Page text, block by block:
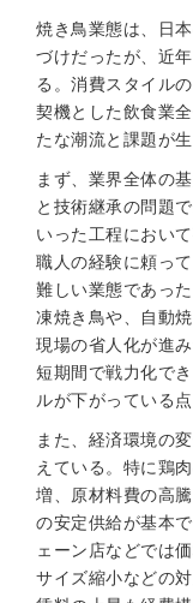
焼き鳥業態は、日
づけだったが、近
る。消費スタイル
契機とした飲食業
たな潮流と課題が生
まず、業界全体の
と技術継承の問題
いった工程におい
職人の経験に頼っ
難しい業態であっ
凍焼き鳥や、自動
現場の省人化が進
短期間で戦力化で
ルが下がっている
また、経済環境の
えている。特に鶏
増、原材料費の高
の安定供給が基本
ェーン店などでは
サイズ縮小などの